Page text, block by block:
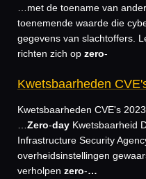
…met de toename van
toenemende waarde die
gegevens van slachtoffers.
richten zich op zero-
Kwetsbaarheden
Kwetsbaarheden CVE's
Zero-day Kwetsbaarheid
Infrastructure Security
overheidsinstellingen
verholpen zero-…